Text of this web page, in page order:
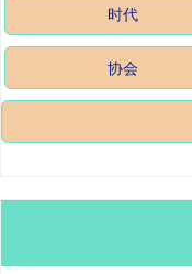
时代
协会